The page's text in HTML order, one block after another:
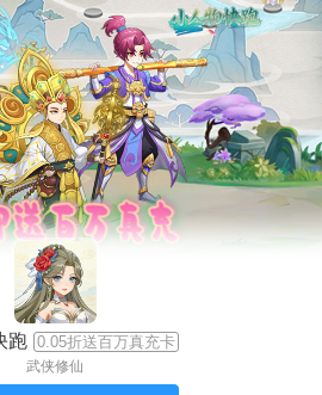
跑 0.05折送百万真充卡
武侠修仙